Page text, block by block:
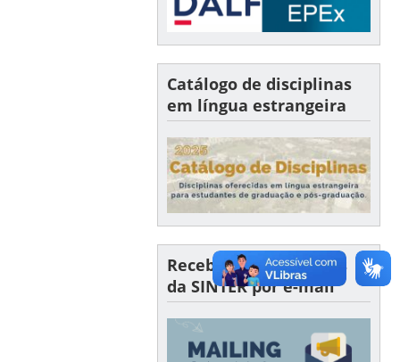
Catálogo de disciplinas
em língua estrangeira
Receba oportunidades
da SINTER por e-mail